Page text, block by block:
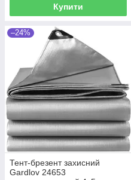
Купити
–24%
Тент-брезент захисний
Gardlov 24653